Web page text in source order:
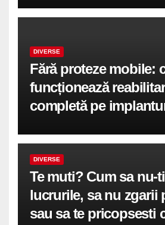
DIVERSE
Fără proteze mobile:
funcționează
completă pe
DIVERSE
Te muti? Cum sa nu-
lucrurile, sa nu zgarii
sau sa te pricopsesti